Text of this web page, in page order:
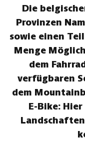
Die
Provinzen
sowie einen
Menge
dem
verfügbaren
dem
E-Bike: